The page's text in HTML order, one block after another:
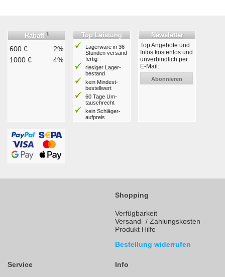
Rabatt 1
600 €
2%
1000 €
4%
Top Leistung
Lagerware in 36
Stunden ver­sand­
fertig
riesiger Lager­
bestand
kein Mindest­
bestell­wert
60 Tage Um­
tausch­recht
kein Schläger­
aufpreis
Newsletter
Top Angebote und
Infos kostenlos und
unverbindlich per
E-Mail:
Abonnieren
Shopping
Verfügbarkeit
Versand- / Zahlungskosten
Produkt Hilfe
Bestellung widerrufen
Service Info